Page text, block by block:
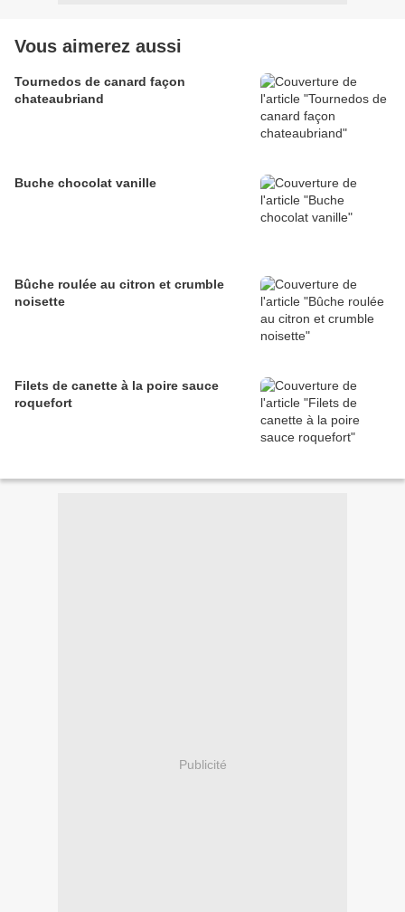
Vous aimerez aussi
Tournedos de canard façon
chateaubriand
Buche chocolat vanille
Bûche roulée au citron et crumble
noisette
Filets de canette à la poire sauce
roquefort
Publicité